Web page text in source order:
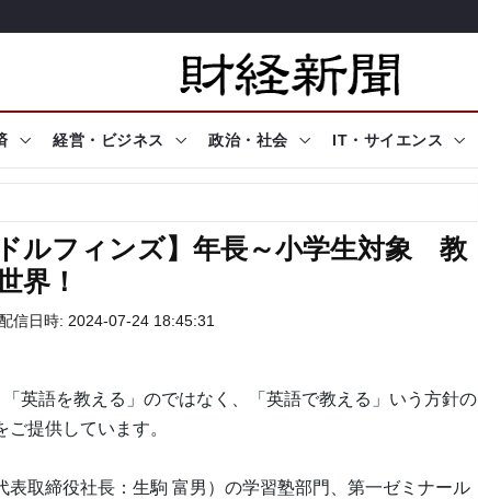
経営・ビジネス 政治・社会 IT・サイエンス
ルフィンズ】年長～小学生対象 教
界！
信日時: 2024-07-24 18:45:31
「英語を教える」のではなく、「英語で教える」いう方針の
提供しています。
取締役社長：生駒 富男）の学習塾部門、第一ゼミナール